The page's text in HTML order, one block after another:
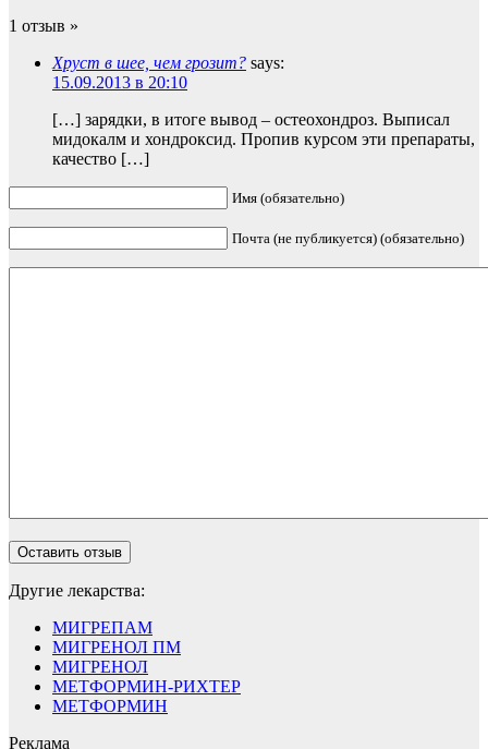
1 отзыв »
Хруст в шее, чем грозит? says:
15.09.2013 в 20:10
[…] зарядки, в итоге вывод – остеохондроз. Выписал
мидокалм и хондроксид. Пропив курсом эти препараты,
качество […]
Имя (обязательно)
Почта (не публикуется) (обязательно)
Другие лекарства:
МИГРЕПАМ
МИГРЕНОЛ ПМ
МИГРЕНОЛ
МЕТФОРМИН-РИХТЕР
МЕТФОРМИН
Реклама